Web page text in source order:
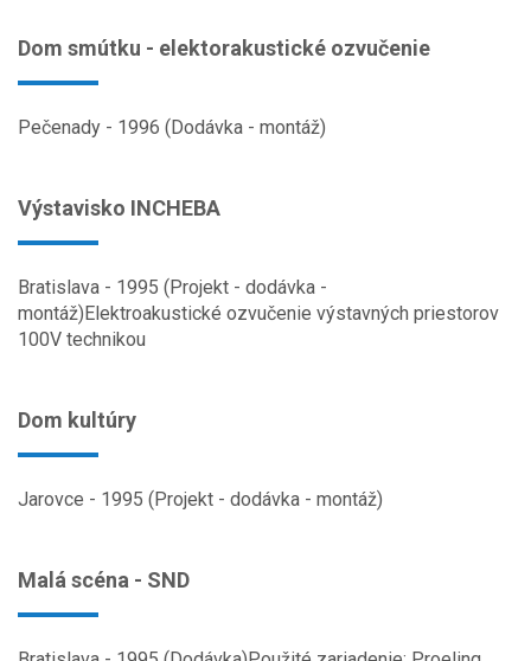
Dom smútku - elektorakustické ozvučenie
Pečenady - 1996 (Dodávka - montáž)
Výstavisko INCHEBA
Bratislava - 1995 (Projekt - dodávka -
montáž)Elektroakustické ozvučenie výstavných priestorov
100V technikou
Dom kultúry
Jarovce - 1995 (Projekt - dodávka - montáž)
Malá scéna - SND